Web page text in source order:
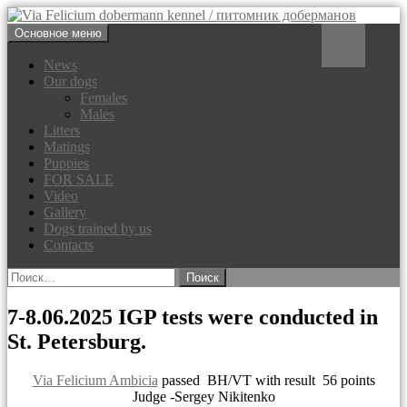
Via Felicium dobermann
kennel / питомник доберманов
Основное меню
к
News
Our dogs
Females
Males
Litters
Matings
Puppies
FOR SALE
Video
Gallery
Dogs trained by us
Contacts
Найти:
7-8.06.2025 IGP tests were conducted in
St. Petersburg.
Via Felicium Ambicia passed BH/VT with result 56 points
Judge -Sergey Nikitenko